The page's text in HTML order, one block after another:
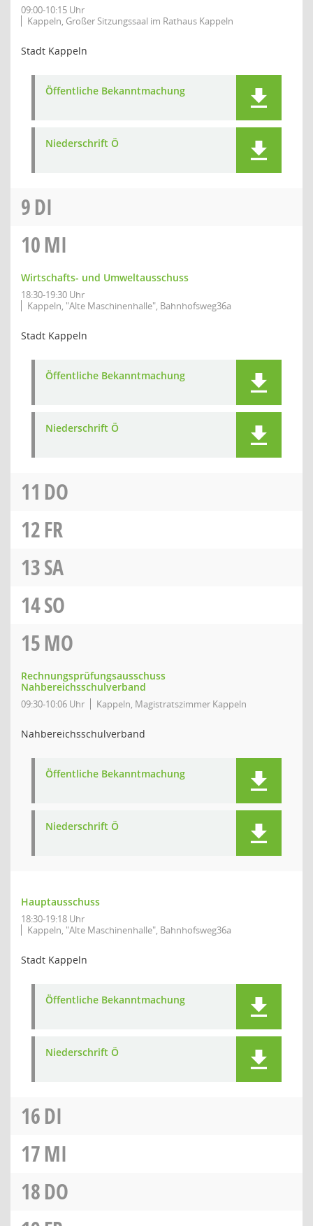
09:00-10:15 Uhr
Kappeln, Großer Sitzungssaal im Rathaus Kappeln
Stadt Kappeln
Öffentliche Bekanntmachung
Niederschrift Ö
9DI
10MI
Wirtschafts- und Umweltausschuss
18:30-19:30 Uhr
Kappeln, "Alte Maschinenhalle", Bahnhofsweg36a
Stadt Kappeln
Öffentliche Bekanntmachung
Niederschrift Ö
11 DO
12FR
13SA
14SO
15MO
Rechnungsprüfungsausschuss
Nahbereichsschulverband
09:30-10:06 Uhr Kappeln, Magistratszimmer Kappeln
Nahbereichsschulverband
Öffentliche Bekanntmachung
Niederschrift Ö
Hauptausschuss
18:30-19:18 Uhr
Kappeln, "Alte Maschinenhalle", Bahnhofsweg36a
Stadt Kappeln
Öffentliche Bekanntmachung
Niederschrift Ö
16DI
17MI
18DO